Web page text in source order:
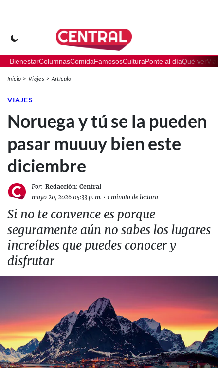
BienestarColumnasComidaFamososCulturaPonte al díaQué ver
Inicio Viajes Artículo
VIAJES
Noruega y tú se la pueden
pasar muuuy bien este
diciembre
Por: Redacción: Central
mayo 20, 2026 05:33 p. m. • 1 minuto de lectura
Si no te convence es porque
seguramente aún no sabes los lugares
increíbles que puedes conocer y
disfrutar